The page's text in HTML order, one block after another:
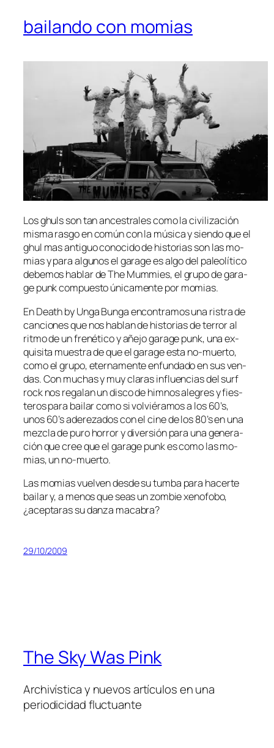
bailando con momias
Los ghuls son tan an­ces­tra­les co­mo la ci­vi­li­za­ción
mis­ma ras­go en co­mún con la mú­si­ca y sien­do que el
ghul mas an­ti­guo co­no­ci­do de his­to­rias son las mo­
mias y pa­ra al­gu­nos el ga­ra­ge es al­go del pa­leo­lí­ti­co
de­be­mos ha­blar de The Mummies, el gru­po de ga­ra­
ge punk com­pues­to úni­ca­men­te por momias.
En Death by Unga Bunga en­con­tra­mos una ris­tra de
can­cio­nes que nos ha­blan de his­to­rias de te­rror al
rit­mo de un fre­né­ti­co y añe­jo ga­ra­ge punk, una ex­
qui­si­ta mues­tra de que el ga­ra­ge es­ta no-muerto,
co­mo el gru­po, eter­na­men­te en­fun­da­do en sus ven­
das. Con mu­chas y muy cla­ras in­fluen­cias del surf
rock nos re­ga­lan un dis­co de him­nos ale­gres y fies­
te­ros pa­ra bai­lar co­mo si vol­vié­ra­mos a los 60’s,
unos 60’s ade­re­za­dos con el ci­ne de los 80’s en una
mez­cla de pu­ro ho­rror y di­ver­sión pa­ra una ge­ne­ra­
ción que cree que el ga­ra­ge punk es co­mo las mo­
mias, un no-muerto.
Las mo­mias vuel­ven des­de su tum­ba pa­ra ha­cer­te
bai­lar y, a me­nos que seas un zom­bie xe­no­fo­bo,
¿acep­ta­ras su dan­za macabra?
29/10/2009
The Sky Was Pink
Archivística y nuevos artículos en una
periodicidad fluctuante